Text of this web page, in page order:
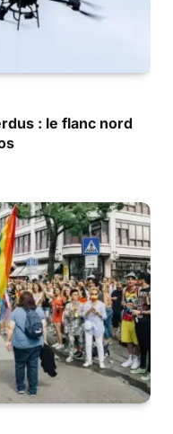
: le flanc nord